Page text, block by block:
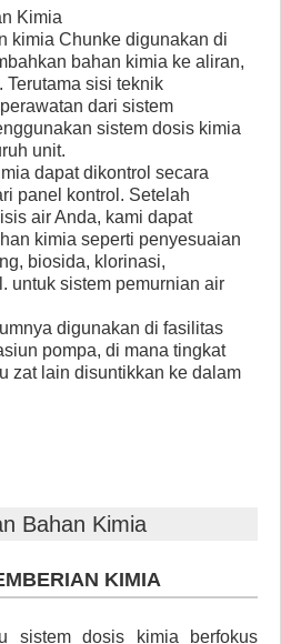
Kimia
kimia Chunke digunakan di
bahan kimia ke aliran,
Terutama sisi teknik
dari sistem
sistem dosis kimia
unit.
dapat dikontrol secara
panel kontrol. Setelah
air Anda, kami dapat
kimia seperti penyesuaian
biosida, klorinasi,
untuk sistem pemurnian air
digunakan di fasilitas
pompa, di mana tingkat
zat lain disuntikkan ke dalam
Bahan Kimia
KIMIA
sistem dosis kimia berfokus